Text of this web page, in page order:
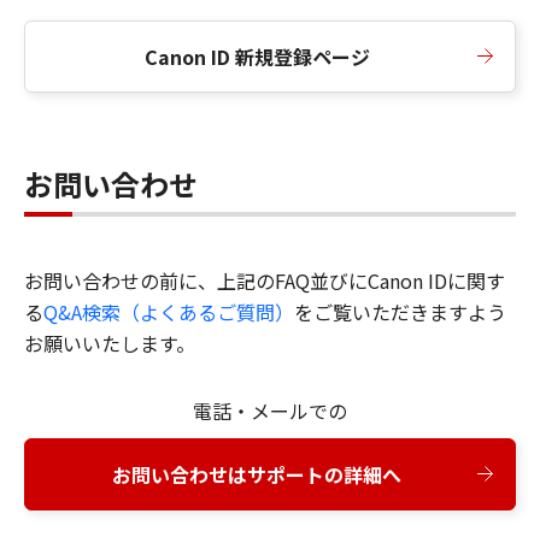
Canon ID 新規登録ページ
お問い合わせ
お問い合わせの前に、上記のFAQ並びにCanon IDに関す
るQ&A検索（よくあるご質問） をご覧いただきますよう
お願いいたします。
電話・メールでの
お問い合わせはサポートの詳細へ